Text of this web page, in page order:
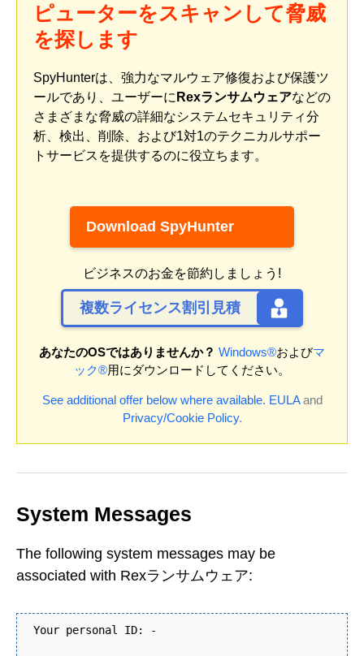
ピューターをスキャンして脅威
を探します
SpyHunterは、強力なマルウェア修復および保護ツ
ールであり、ユーザーに Rexランサムウェアなどの
さまざまな脅威の詳細なシステムセキュリティ分
析、検出、削除、および1対1のテクニカルサポー
トサービスを提供するのに役立ちます。
Download SpyHunter
ビジネスのお金を節約しましょう!
複数ライセンス割引見積
あなたのOSではありませんか？ Windows®およびマ
ック®用にダウンロードしてください。
See additional offer below where available. EULAand
Privacy/Cookie Policy.
System Messages
The following system messages may be
associated with Rexランサムウェア:
Your personal ID: -